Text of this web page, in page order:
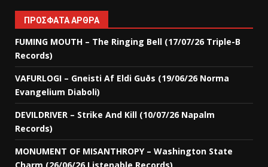
ΠΡΌΣΦΑΤΑ ΆΡΘΡΑ
FUMING MOUTH – The Ringing Bell (17/07/26 Triple-B
Records)
VAFURLOGI – Gneisti Af Eldi Guðs (19/06/26 Norma
Evangelium Diaboli)
DEVILDRIVER – Strike And Kill (10/07/26 Napalm
Records)
MONUMENT OF MISANTHROPY – Washington State